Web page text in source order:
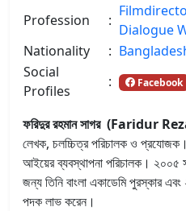
Profession :
Dialogue
Nationality
:
Social
Profiles
: Facebook
ফরিদুর রহমান সাগর (Faridur
লেখক, চলচ্চিত্র পরিচালক ও প্রযোজক।
আইয়ের ব্যবস্থাপনা পরিচালক। ২০০৫
জন্য তিনি বাংলা একাডেমি পুরস্কার
পদক লাভ করেন।